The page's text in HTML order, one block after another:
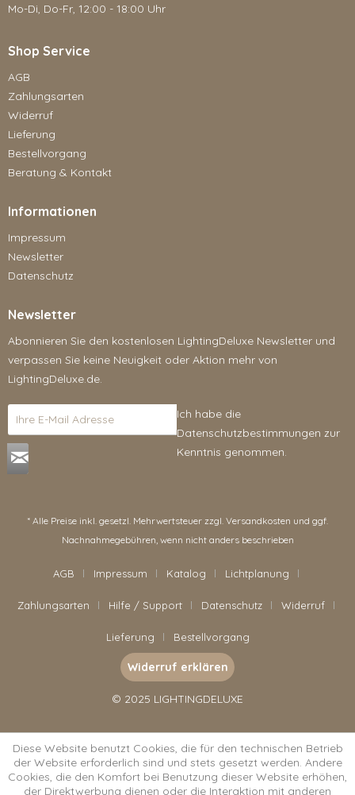
Mo-Di, Do-Fr, 12:00 - 18:00 Uhr
Shop Service
AGB
Zahlungsarten
Widerruf
Lieferung
Bestellvorgang
Beratung & Kontakt
Informationen
Impressum
Newsletter
Datenschutz
Newsletter
Abonnieren Sie den kostenlosen LightingDeluxe Newsletter und
verpassen Sie keine Neuigkeit oder Aktion mehr von
LightingDeluxe.de.
Ich habe die
Datenschutzbestimmungen zur
Kenntnis genommen.
* Alle Preise inkl. gesetzl. Mehrwertsteuer zzgl. Versandkosten und ggf.
Nachnahmegebühren, wenn nicht anders beschrieben
AGB Impressum Katalog Lichtplanung
Zahlungsarten Hilfe / Support Datenschutz Widerruf
Lieferung Bestellvorgang
Widerruf erklären
© 2025 LIGHTINGDELUXE
Diese Website benutzt Cookies, die für den technischen Betrieb
der Website erforderlich sind und stets gesetzt werden. Andere
Cookies, die den Komfort bei Benutzung dieser Website erhöhen,
der Direktwerbung dienen oder die Interaktion mit anderen